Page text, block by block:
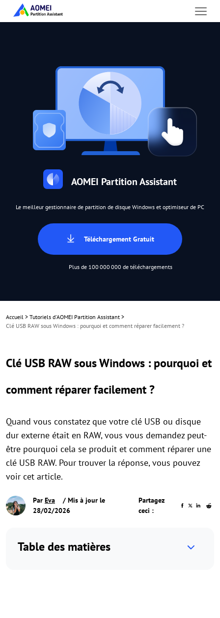
AOMEI Partition Assistant
Le meilleur gestionnaire de partition de disque Windows et optimiseur de PC
Téléchargement Gratuit
Plus de 100 000 000 de téléchargements
Accueil > Tutoriels d'AOMEI Partition Assistant >
Clé USB RAW sous Windows : pourquoi et comment réparer facilement ?
Clé USB RAW sous Windows : pourquoi et
comment réparer facilement ?
Quand vous constatez que votre clé USB ou disque
dur externe était en RAW, vous vous demandez peut-
être pourquoi cela se produit et comment réparer une
clé USB RAW. Pour trouver la réponse, vous pouvez
voir cet article.
Par Eva
/ Mis à jour le
28/02/2026
Partagez
ceci :
Table des matières